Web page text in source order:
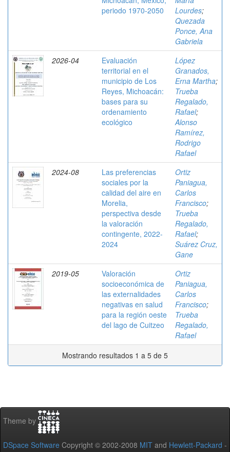
periodo 1970-2050
Lourdes;
Quezada
Ponce, Ana
Gabriela
2026-04
Evaluación
territorial en el
municipio de Los
Reyes, Michoacán:
bases para su
ordenamiento
ecológico
López
Granados,
Erna Martha;
Trueba
Regalado,
Rafael;
Alonso
Ramírez,
Rodrigo
Rafael
2024-08
Las preferencias
sociales por la
calidad del aire en
Morelia,
perspectiva desde
la valoración
contingente, 2022-
2024
Ortiz
Paniagua,
Carlos
Francisco;
Trueba
Regalado,
Rafael;
Suárez Cruz,
Gane
2019-05
Valoración
socioeconómica de
las externalidades
negativas en salud
para la región oeste
del lago de Cuitzeo
Ortiz
Paniagua,
Carlos
Francisco;
Trueba
Regalado,
Rafael
Mostrando resultados 1 a 5 de 5
Theme by
DSpace Software Copyright © 2002-2008 MIT and Hewlett-Packard -